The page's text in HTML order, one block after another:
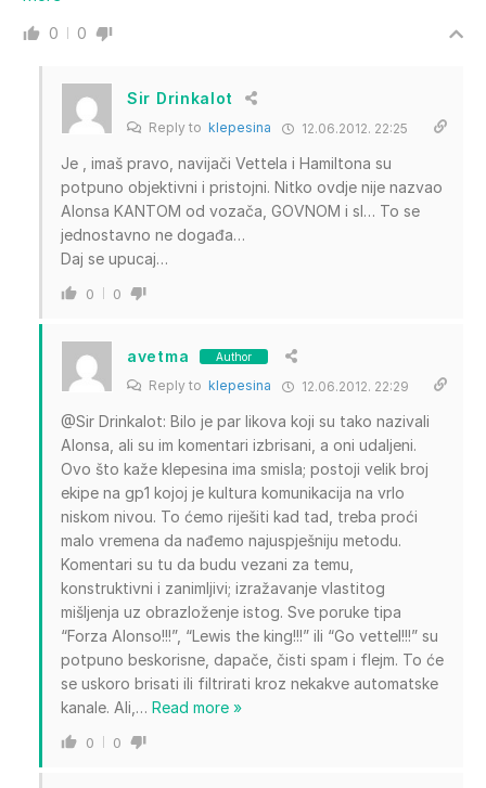
0 0
Sir Drinkalot
Reply to klepesina 12.06.2012. 22:25
Je , imaš pravo, navijači Vettela i Hamiltona su
potpuno objektivni i pristojni. Nitko ovdje nije nazvao
Alonsa KANTOM od vozača, GOVNOM i sl… To se
jednostavno ne događa…
Daj se upucaj…
0 0
avetma Author
Reply to klepesina 12.06.2012. 22:29
@Sir Drinkalot: Bilo je par likova koji su tako nazivali
Alonsa, ali su im komentari izbrisani, a oni udaljeni.
Ovo što kaže klepesina ima smisla; postoji velik broj
ekipe na gp1 kojoj je kultura komunikacija na vrlo
niskom nivou. To ćemo riješiti kad tad, treba proći
malo vremena da nađemo najuspješniju metodu.
Komentari su tu da budu vezani za temu,
konstruktivni i zanimljivi; izražavanje vlastitog
mišljenja uz obrazloženje istog. Sve poruke tipa
“Forza Alonso!!!”, “Lewis the king!!!” ili “Go vettel!!!” su
potpuno beskorisne, dapače, čisti spam i flejm. To će
se uskoro brisati ili filtrirati kroz nekakve automatske
kanale. Ali, … Read more »
0 0